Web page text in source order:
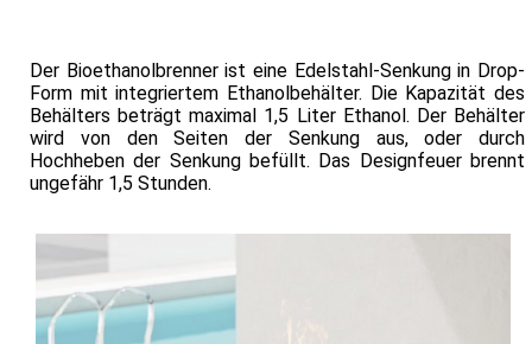
Der Bioethanolbrenner ist eine Edelstahl-Senkung in Drop-
Form mit integriertem Ethanolbehälter. Die Kapazität des
Behälters beträgt maximal 1,5 Liter Ethanol. Der Behälter
wird von den Seiten der Senkung aus, oder durch
Hochheben der Senkung befüllt. Das Designfeuer brennt
ungefähr 1,5 Stunden.